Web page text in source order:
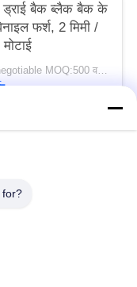
ड्राई बैक ब्लैक बैक के
फर्श, 2 मिमी /
Price negotiable MOQ:500 वर्ग मीटर
for?